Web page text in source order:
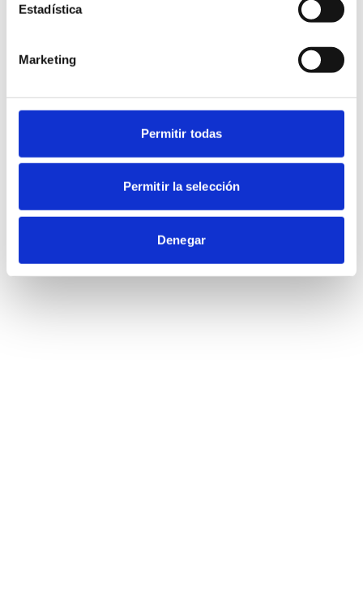
Estadística
Marketing
Permitir todas
Permitir la selección
Denegar